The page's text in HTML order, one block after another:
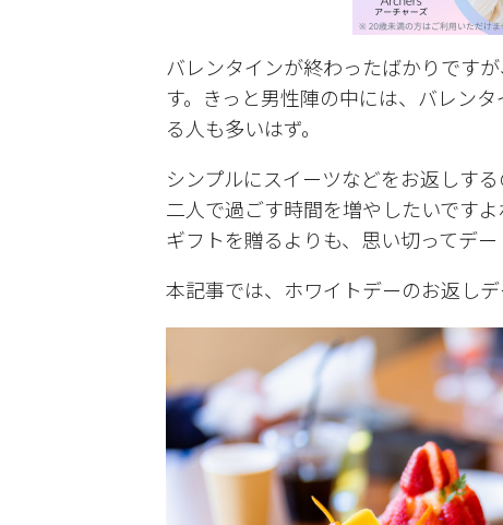
バレンタインが終わったばかりです
す。きっと男性陣の中には、バレン
る人も多いはず。
シンプルにスイーツなどをお返しす
二人で過ごす時間を増やしたいです
ギフトを贈るよりも、思い切ってデ
本記事では、ホワイトデーのお返し